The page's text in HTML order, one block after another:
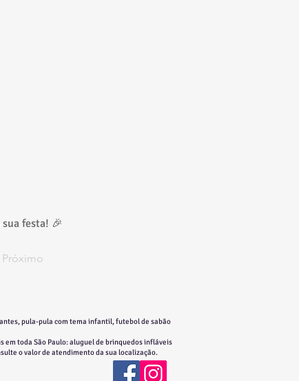
festa! 🎉
Próximo
pula-pula com tema infantil, futebol de sabão
toda São Paulo: aluguel de brinquedos infláveis
o valor de atendimento da sua localização.